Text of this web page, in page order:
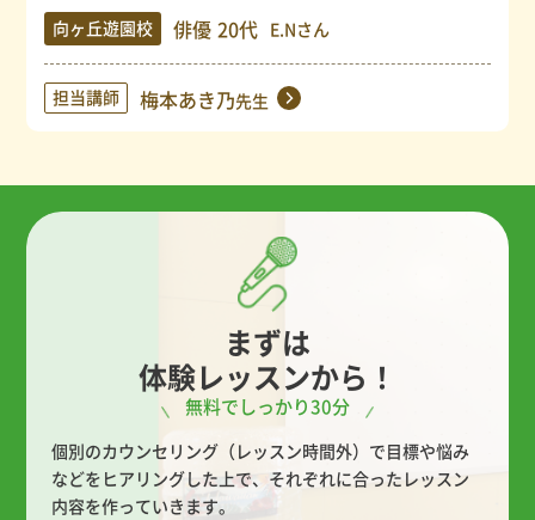
向ヶ丘遊園校 俳優 20代 E.Nさん
担当講師 梅本あき乃先生
まずは
体験レッスンから！
無料でしっかり30分
個別のカウンセリング（レッスン時間外）で目標や悩み
などをヒアリングした上で、 それぞれに合ったレッスン
内容を作っていきます。